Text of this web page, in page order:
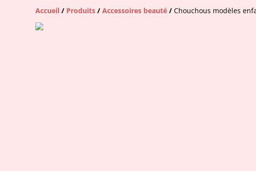
Accueil / Produits / Accessoires beauté / Chouchous modèles